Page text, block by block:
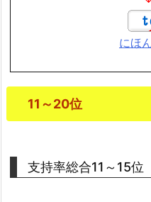
にほ
11～20位
支持率総合11～15位